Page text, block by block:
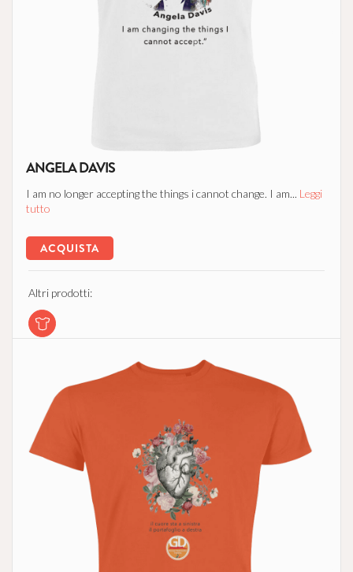
ANGELA DAVIS
I am no longer accepting the things i cannot change. I am... Leggi
tutto
ACQUISTA
Altri prodotti: